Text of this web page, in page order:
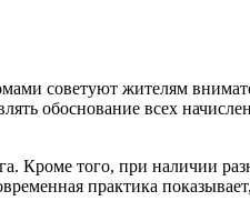
советуют жителям
обоснование всех
Кроме того, при наличии
практика